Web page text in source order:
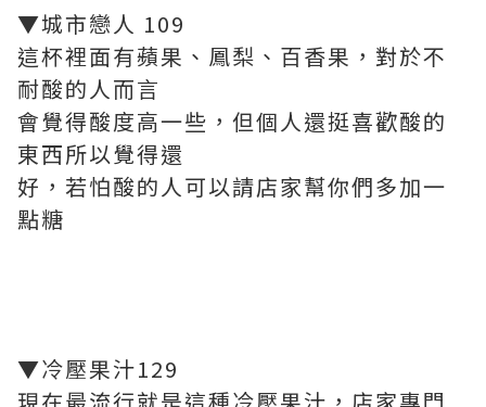
▼城市戀人 109
這杯裡面有蘋果、鳳梨、百香果，對於不
耐酸的人而言
會覺得酸度高一些，但個人還挺喜歡酸的
東西所以覺得還
好，若怕酸的人可以請店家幫你們多加一
點糖
▼冷壓果汁129